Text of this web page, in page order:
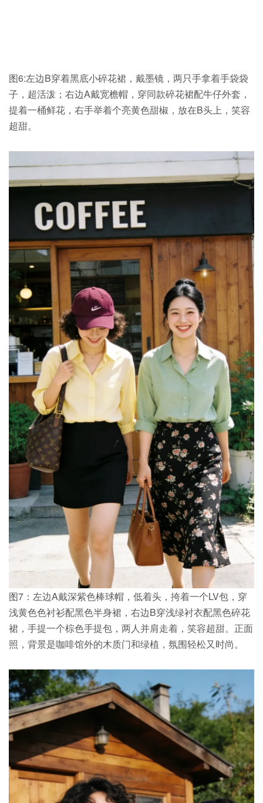
图6:左边B穿着黑底小碎花裙，戴墨镜，两只手拿着手袋袋
子，超活泼；右边A戴宽檐帽，穿同款碎花裙配牛仔外套，
提着一桶鲜花，右手举着个亮黄色甜椒，放在B头上，笑容
超甜。
图7：左边A戴深紫色棒球帽，低着头，挎着一个LV包，穿
浅黄色色衬衫配黑色半身裙，右边B穿浅绿衬衣配黑色碎花
裙，手提一个棕色手提包，两人并肩走着，笑容超甜。正面
照，背景是咖啡馆外的木质门和绿植，氛围轻松又时尚。